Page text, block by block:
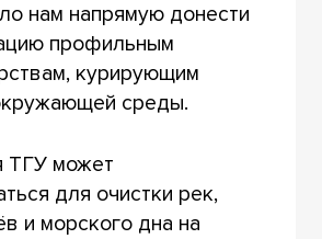
нам напрямую донести
профильным
курирующим
среды.
ТГУ может
для очистки рек,
и морского дна на